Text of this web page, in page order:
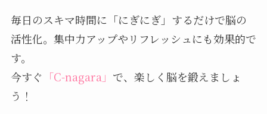
毎日のスキマ時間に「にぎにぎ」するだけで脳の
活性化。集中力アップやリフレッシュにも効果的で
す。
今すぐ 「C-nagara」 で、楽しく脳を鍛えましょ
う！